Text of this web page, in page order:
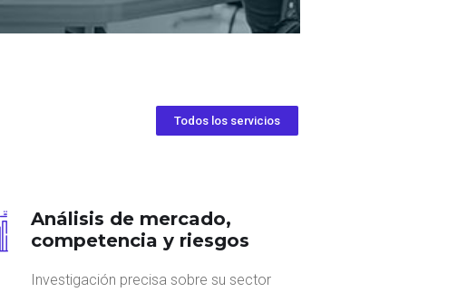
Todos los servicios
Análisis de mercado,
competencia y riesgos
Investigación precisa sobre su sector